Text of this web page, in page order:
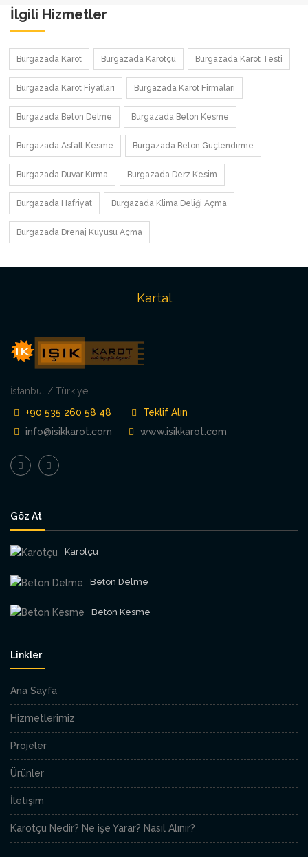
İlgili Hizmetler
Burgazada Karot Burgazada Karotçu Burgazada Karot Testi
Burgazada Karot Fiyatları Burgazada Karot Firmaları
Burgazada Beton Delme Burgazada Beton Kesme
Burgazada Asfalt Kesme Burgazada Beton Güçlendirme
Burgazada Duvar Kırma Burgazada Derz Kesim
Burgazada Hafriyat Burgazada Klima Deliği Açma
Burgazada Drenaj Kuyusu Açma
Kartal
İstanbul / Türkiye
+90 535 260 58 48
Teklif Alın
info@isikkarot.com
www.isikkarot.com
Göz At
Karotçu
Beton Delme
Beton Kesme
Linkler
Ana Sayfa
Hizmetlerimiz
Projeler
Ürünler
İletişim
Karotçu Nedir? Ne işe Yarar? Nasıl Alınır?